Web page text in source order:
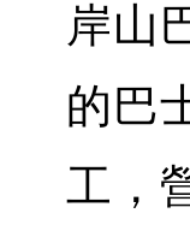
岸山
的巴
工，